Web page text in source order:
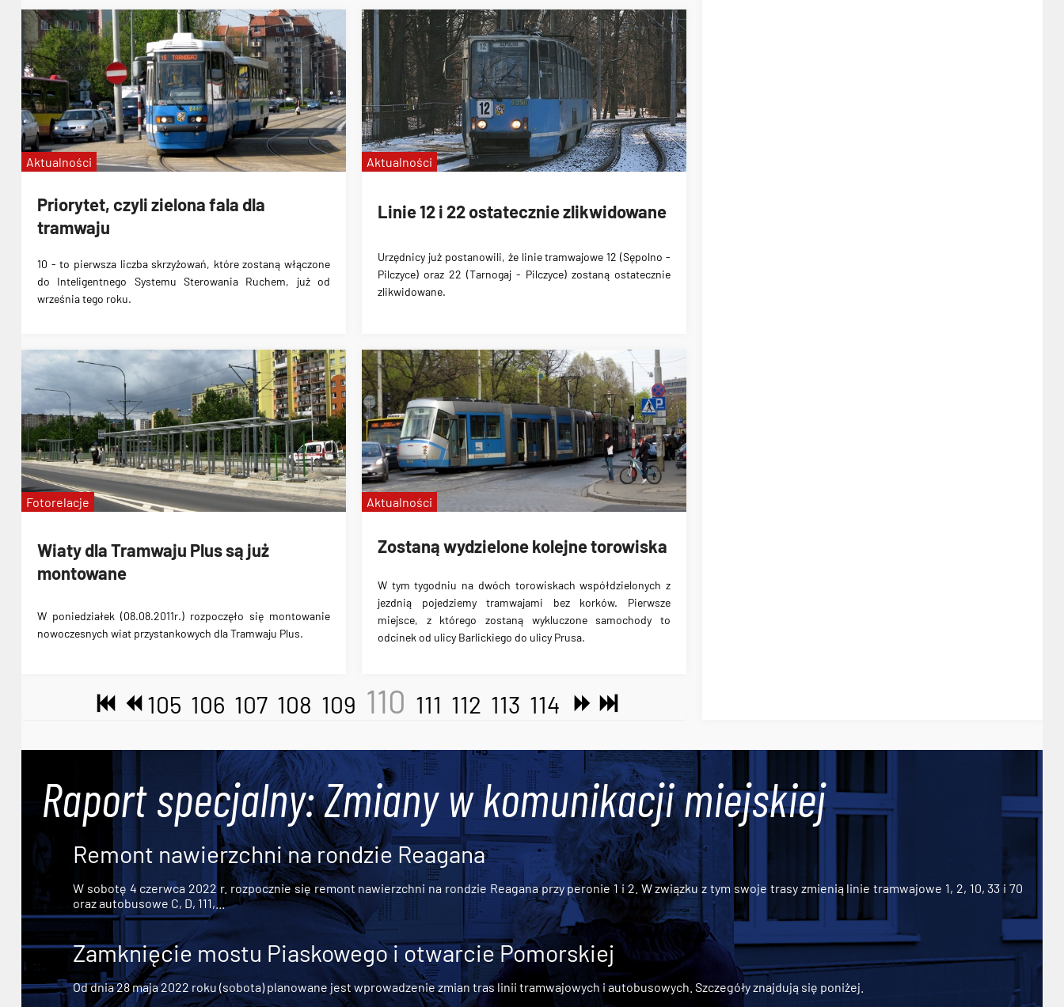
Priorytet, czyli zielona fala dla
tramwaju
10 -to pierwsza liczba skrzyżowań, które zostaną włączone
do Inteligentnego Systemu Sterowania Ruchem, już od
września tego roku.
Aktualności
Linie 12 i 22 ostatecznie zlikwidowane
Urzędnicy już postanowili, że linie tramwajowe12 (Sępolno -
Pilczyce) oraz 22 (Tarnogaj - Pilczyce) zostaną ostatecznie
zlikwidowane.
Aktualności
Wiaty dla Tramwaju Plus są już
montowane
W poniedziałek (08.08.2011r.) rozpoczęło się montowanie
nowoczesnych wiat przystankowych dla Tramwaju Plus.
Fotorelacje
Zostaną wydzielone kolejne torowiska
W tym tygodniu na dwóch torowiskach współdzielonych z
jezdnią pojedziemy tramwajami bez korków. Pierwsze
miejsce, z którego zostaną wykluczone samochody to
odcinek od ulicy Barlickiego do ulicy Prusa.
Aktualności
105 106 107 108 109 110 111 112 113 114
Raport specjalny: Zmiany w komunikacji miejskiej
Remont nawierzchni na rondzie Reagana
W sobotę 4 czerwca 2022 r. rozpocznie się remont nawierzchni na rondzie Reagana przy peronie 1 i 2. W związku z tym swoje trasy zmienią linie tramwajowe 1, 2, 10, 33 i 70
oraz autobusowe C, D, 111,...
Zamknięcie mostu Piaskowego i otwarcie Pomorskiej
Od dnia 28 maja 2022 roku (sobota) planowane jest wprowadzenie zmian tras linii tramwajowych i autobusowych. Szczegóły znajdują się poniżej.